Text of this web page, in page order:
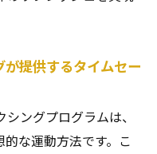
提供するタイムセー
ングプログラムは、
な運動方法です。こ